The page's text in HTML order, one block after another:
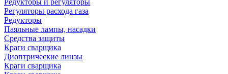
Редукторы и регуляторы
Регуляторы расхода газа
Редукторы
Паяльные лампы, насадки
Средства защиты
Краги сварщика
Диоптрические линзы
Краги сварщика